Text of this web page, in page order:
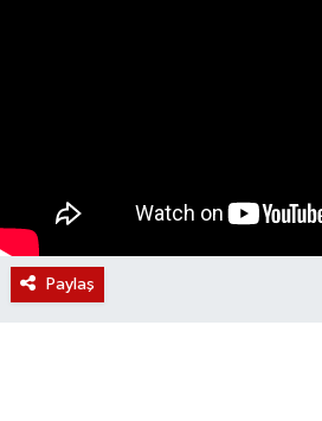
Paylaş